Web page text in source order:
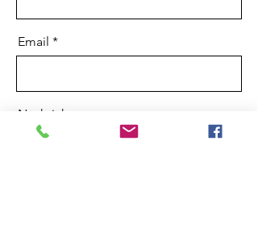
Email
Nachricht